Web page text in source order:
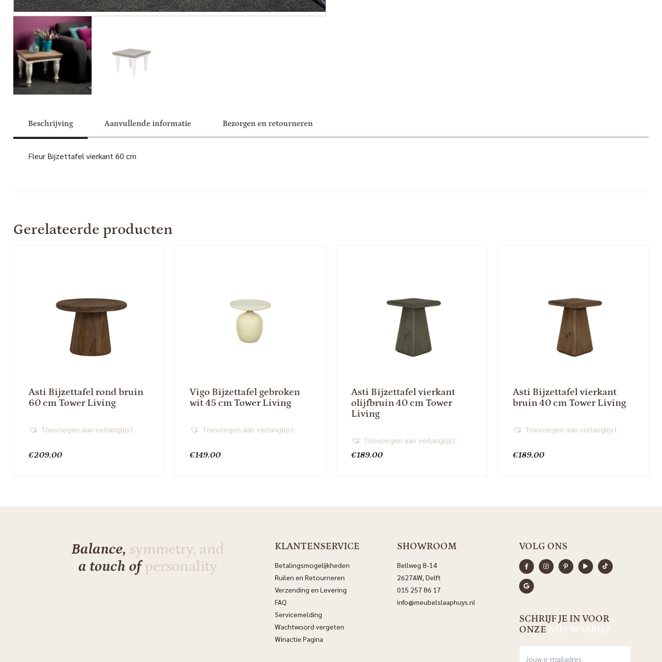
Beschrijving Aanvullende informatie Bezorgen en retourneren
Fleur Bijzettafel vierkant 60 cm
Gerelateerde producten
Asti Bijzettafel rond bruin
60 cm Tower Living
€209.00
Toevoegen aan verlanglijst
Vigo Bijzettafel gebroken
wit 45 cm Tower Living
€149.00
Toevoegen aan verlanglijst
Asti Bijzettafel vierkant
olijfbruin 40 cm Tower
Living
€189.00
Toevoegen aan verlanglijst
Asti Bijzettafel vierkant
bruin 40 cm Tower Living
€189.00
Toevoegen aan verlanglijst
Balance, symmetry, and
a touch ofpersonality
KLANTENSERVICE
Betalingsmogelijkheden
Ruilen en Retourneren
Verzending en Levering
FAQ
Servicemelding
Wachtwoord vergeten
Winactie Pagina
SHOWROOM
Bellweg 8-14
2627AW, Delft
015 257 86 17
info@meubelslaaphuys.nl
VOLG ONS
SCHRIJF JE IN VOOR
ONZE NIEUWSBRIEF